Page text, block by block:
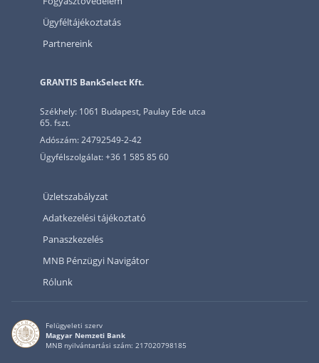
Ügyféltájékoztatás
Partnereink
GRANTIS BankSelect Kft.
Székhely: 1061 Budapest, Paulay Ede utca
65. fszt.
Adószám: 24792549-2-42
Ügyfélszolgálat: +36 1 585 85 60
Üzletszabályzat
Adatkezelési tájékoztató
Panaszkezelés
MNB Pénzügyi Navigátor
Rólunk
Felügyeleti szerv
Magyar Nemzeti Bank
MNB nyilvántartási szám: 217020798185